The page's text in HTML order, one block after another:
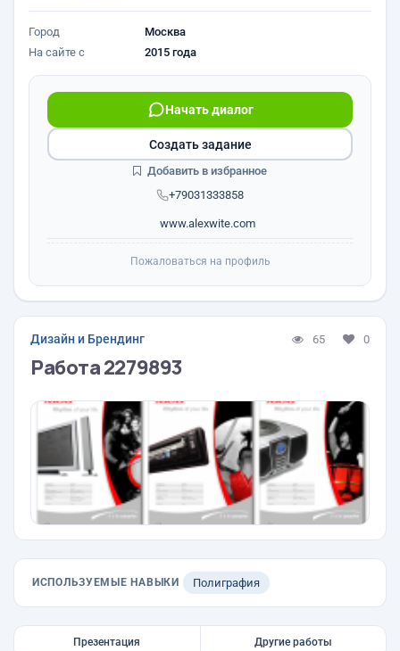
Город
Москва
На сайте с
2015 года
+79031333858
Начать диалог
www.alexwite.com
Создать задание
Добавить в избранное
Пожаловаться на профиль
Дизайн и Брендинг 65 0
Работа 2279893
ИСПОЛЬЗУЕМЫЕ НАВЫКИ Полиграфия
Презентация Другие работы